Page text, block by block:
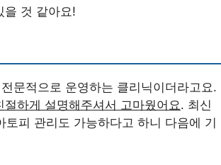
을 것 같아요!
문적으로 운영하는 클리닉이더라고요.
절하게 설명해주셔서 고마웠어요. 최신
피 관리도 가능하다고 하니 다음에 기